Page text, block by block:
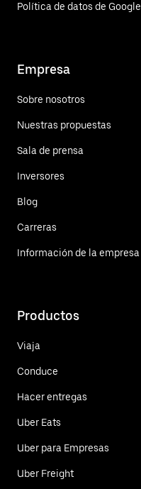
Política de datos de Google
Empresa
Sobre nosotros
Nuestras propuestas
Sala de prensa
Inversores
Blog
Carreras
Información de la empresa
Productos
Viaja
Conduce
Hacer entregas
Uber Eats
Uber para Empresas
Uber Freight